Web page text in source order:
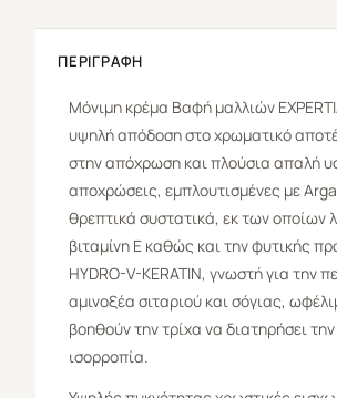
ΠΕΡΙΓΡΑΦΉ
Μόνιμη κρέμα Βαφή μαλλιών
υψηλή απόδοση στο χρωματικό
στην απόχρωση και πλούσια απαλή
αποχρώσεις, εμπλουτισμένες με
θρεπτικά συστατικά, εκ των οποίων
βιταμίνη Ε καθώς και την φυτικής
HYDRO-V-KERATIN, γνωστή για την
αμινοξέα σιταριού και σόγιας,
βοηθούν την τρίχα να διατηρήσει
ισορροπία.